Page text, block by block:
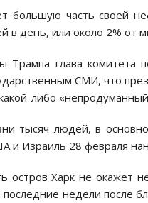
большую часть своей
в день, или около 2% от
Трампа глава комитета
СМИ, что
либо
тысяч людей, в
и Израиль 28 февраля
остров Харк не окажет
недели после